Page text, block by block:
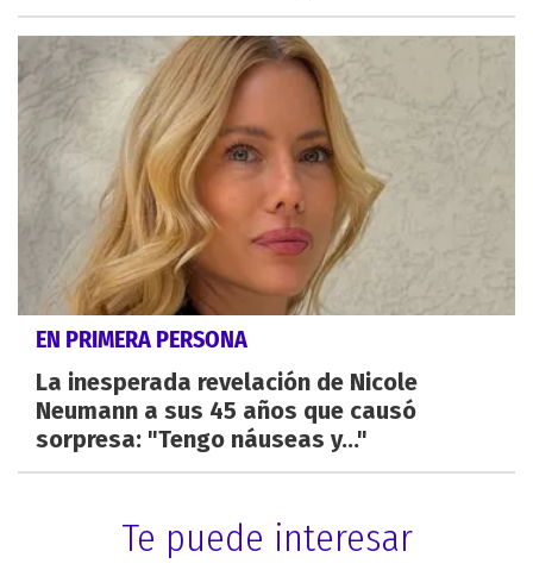
EN PRIMERA PERSONA
La inesperada revelación de Nicole
Neumann a sus 45 años que causó
sorpresa: "Tengo náuseas y..."
Te puede interesar